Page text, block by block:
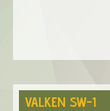
VALKEN SW-1